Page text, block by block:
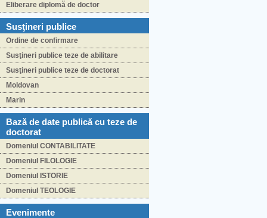
Eliberare diplomă de doctor
Susţineri publice
Ordine de confirmare
Susţineri publice teze de abilitare
Susţineri publice teze de doctorat
Moldovan
Marin
Bază de date publică cu teze de
doctorat
Domeniul CONTABILITATE
Domeniul FILOLOGIE
Domeniul ISTORIE
Domeniul TEOLOGIE
Evenimente